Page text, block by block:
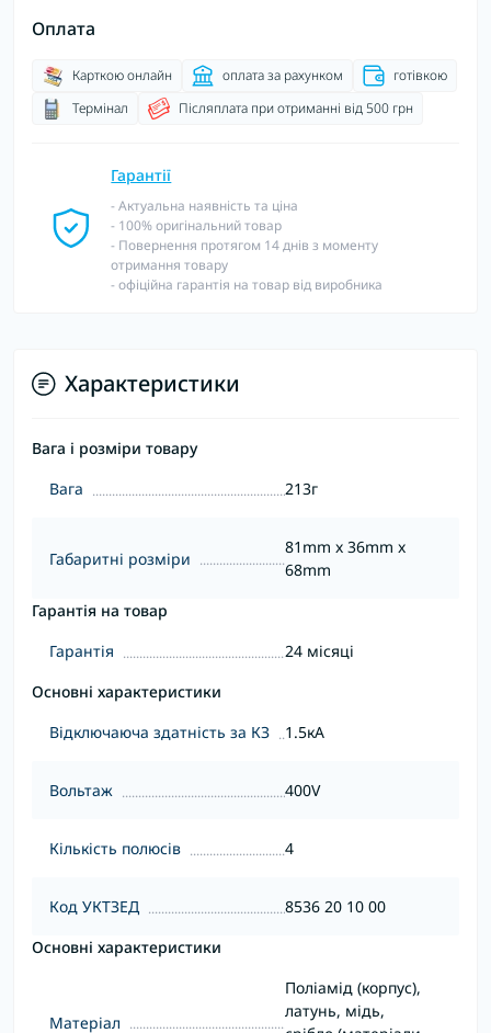
Оплата
Карткою онлайн оплата за рахунком
готівкою
Термінал
Післяплата при отриманні від 500 грн
Гарантії
- Актуальна наявність та ціна
- 100% оригінальний товар
- Повернення протягом 14 днів з моменту
отримання товару
- офіційна гарантія на товар від виробника
Характеристики
Вага і розміри товару
Вага
213г
Габаритні розміри
81mm x 36mm x
68mm
Гарантія на товар
Гарантія
24 місяці
Основні характеристики
Відключаюча здатність за КЗ
1.5кА
Вольтаж 400V
Кількість полюсів 4
Код УКТЗЕД
8536 20 10 00
Основні характеристики
Матеріал
Поліамід (корпус),
латунь, мідь,